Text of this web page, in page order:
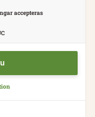
accepteras